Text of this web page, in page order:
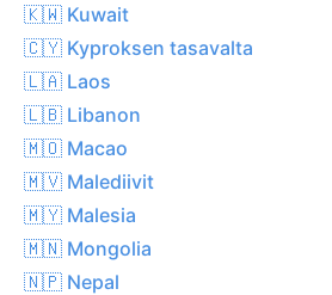
🇰🇼 Kuwait
🇨🇾 Kyproksen tasavalta
🇱🇦 Laos
🇱🇧 Libanon
🇲🇴 Macao
🇲🇻 Malediivit
🇲🇾 Malesia
🇲🇳 Mongolia
🇳🇵 Nepal